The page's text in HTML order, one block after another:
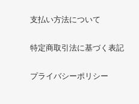
支払い方法について
特定商取引法に基づく表記
プライバシーポリシー